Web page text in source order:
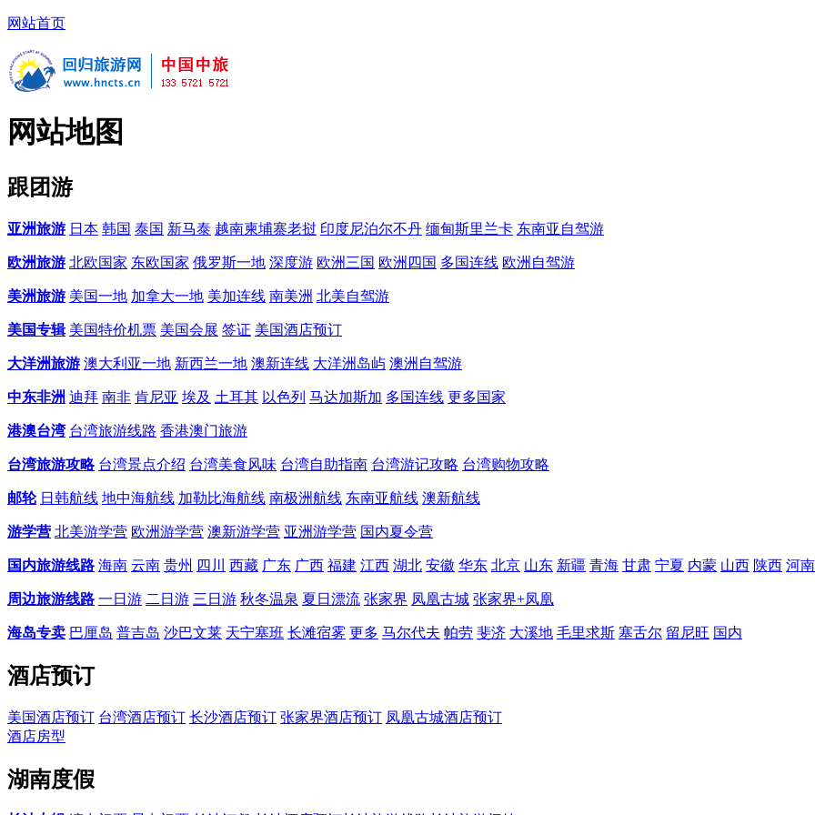
网站首页
网站地图
跟团游
亚洲旅游 日本 韩国 泰国 新马泰 越南柬埔寨老挝 印度尼泊尔不丹 缅甸斯里兰卡 东南亚自驾游
欧洲旅游 北欧国家 东欧国家 俄罗斯一地 深度游 欧洲三国 欧洲四国 多国连线 欧洲自驾游
美洲旅游 美国一地 加拿大一地 美加连线 南美洲 北美自驾游
美国专辑 美国特价机票 美国会展 签证 美国酒店预订
大洋洲旅游 澳大利亚一地 新西兰一地 澳新连线 大洋洲岛屿 澳洲自驾游
中东非洲 迪拜 南非 肯尼亚 埃及 土耳其 以色列 马达加斯加 多国连线 更多国家
港澳台湾 台湾旅游线路 香港澳门旅游
台湾旅游攻略 台湾景点介绍 台湾美食风味 台湾自助指南 台湾游记攻略 台湾购物攻略
邮轮 日韩航线 地中海航线 加勒比海航线 南极洲航线 东南亚航线 澳新航线
游学营 北美游学营 欧洲游学营 澳新游学营 亚洲游学营 国内夏令营
国内旅游线路 海南 云南 贵州 四川 西藏 广东 广西 福建 江西 湖北 安徽 华东 北京 山东 新疆 青海 甘肃 宁夏 内蒙 山西 陕西 河南
周边旅游线路 一日游 二日游 三日游 秋冬温泉 夏日漂流 张家界 凤凰古城 张家界+凤凰
海岛专卖 巴厘岛 普吉岛 沙巴文莱 天宁塞班 长滩宿雾 更多 马尔代夫 帕劳 斐济 大溪地 毛里求斯 塞舌尔 留尼旺 国内
酒店预订
美国酒店预订 台湾酒店预订 长沙酒店预订 张家界酒店预订 凤凰古城酒店预订
酒店房型
湖南度假